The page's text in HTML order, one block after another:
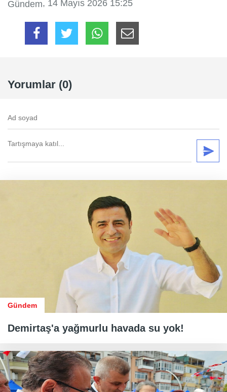
Gündem, 14 Mayıs 2026 15:25
Yorumlar (0)
Gündem
Demirtaş'a yağmurlu havada su yok!